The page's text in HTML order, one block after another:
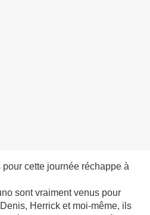
cette journée réchappe à
sont vraiment venus pour
Herrick et moi-même, ils